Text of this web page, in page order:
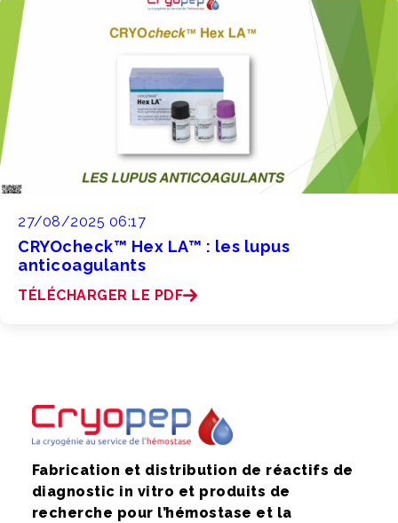
27/08/2025 06:17
CRYOcheck™ Hex LA™ : les lupus
anticoagulants
TÉLÉCHARGER LE PDF
Fabrication et distribution de réactifs de
diagnostic in vitro et produits de
recherche pour l’hémostase et la